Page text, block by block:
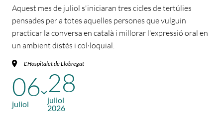
Aquest mes de juliol s'iniciaran tres cicles de tertúlies
pensades per a totes aquelles persones que vulguin
practicar la conversa en català i millorar l'expressió oral en
un ambient distès i col·loquial.
L'Hospitalet de Llobregat
06
juliol
28
juliol
2026